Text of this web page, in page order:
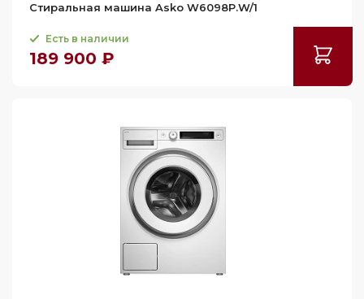
Стиральная машина Asko W6098P.W/1
Есть в наличии
189 900 ₽